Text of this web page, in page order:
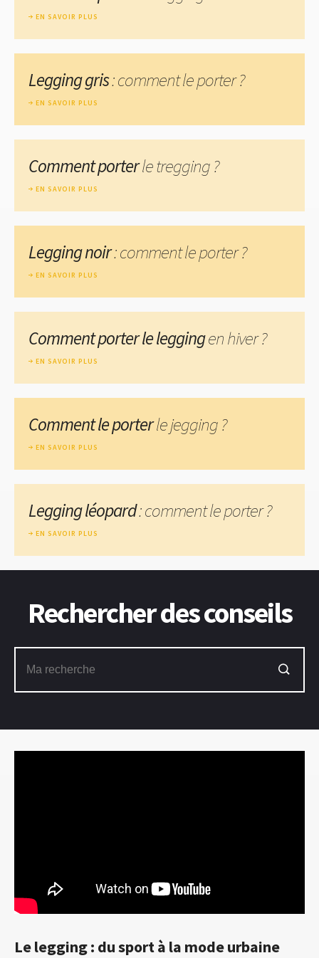
Le legging : du sport à la mode urbaine
EN SAVOIR PLUS
Legging gris: comment le porter ?
EN SAVOIR PLUS
Comment porterle tregging ?
EN SAVOIR PLUS
Legging noir: comment le porter ?
EN SAVOIR PLUS
Comment porter le leggingen hiver ?
EN SAVOIR PLUS
Comment le porterle jegging ?
EN SAVOIR PLUS
Legging léopard: comment le porter ?
EN SAVOIR PLUS
Rechercher des conseils